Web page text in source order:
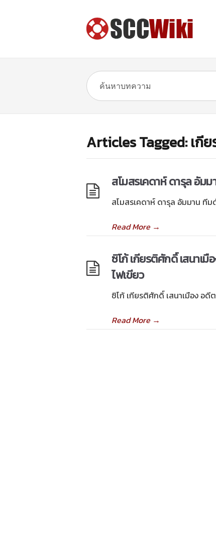
Articles Tagged: เกี
สโมสรเคดาห์ ดารุล อัม
สโมสรเคดาห์ ดารุล อัมมาน ที
Read More→
ซิโก้ เกียรติศักดิ์ เสนาเ
ไฟเขียว
ซิโก้ เกียรติศักดิ์ เสนาเมือง อ
Read More→